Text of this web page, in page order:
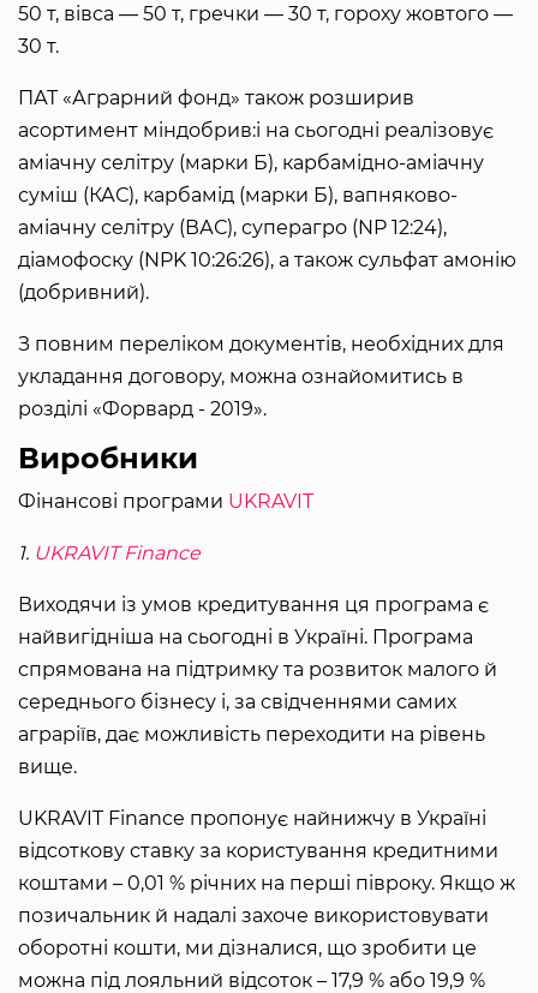
50 т, вівса — 50 т, гречки — 30 т, гороху жовтого —
30 т.
ПАТ «Аграрний фонд» також розширив
асортимент міндобрив:і на сьогодні реалізовує
аміачну селітру (марки Б), карбамідно-аміачну
суміш (КАС), карбамід (марки Б), вапняково-
аміачну селітру (ВАС), суперагро (NP 12:24),
діамофоску (NPK 10:26:26), а також сульфат амонію
(добривний).
З повним переліком документів, необхідних для
укладання договору, можна ознайомитись в
розділі «Форвард - 2019».
Виробники
Фінансові програми UKRAVIT
1. UKRAVIT Finance
Виходячи із умов кредитування ця програма є
найвигідніша на сьогодні в Україні. Програма
спрямована на підтримку та розвиток малого й
середнього бізнесу і, за свідченнями самих
аграріїв, дає можливість переходити на рівень
вище.
UKRAVIT Finance пропонує найнижчу в Україні
відсоткову ставку за користування кредитними
коштами – 0,01 % річних на перші півроку. Якщо ж
позичальник й надалі захоче використовувати
оборотні кошти, ми дізналися, що зробити це
можна під лояльний відсоток – 17,9 % або 19,9 %